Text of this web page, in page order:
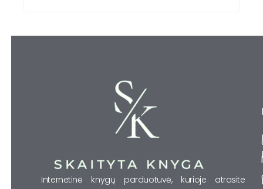
Internetinė knygų parduotuvė, kurioje atrasite